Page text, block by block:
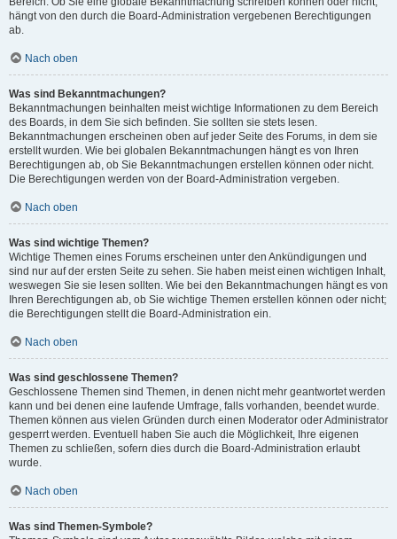
hängt von den durch die Board-Administration vergebenen Berechtigungen
ab.
Nach oben
Was sind Bekanntmachungen?
Bekanntmachungen beinhalten meist wichtige Informationen zu dem Bereich
des Boards, in dem Sie sich befinden. Sie sollten sie stets lesen.
Bekanntmachungen erscheinen oben auf jeder Seite des Forums, in dem sie
erstellt wurden. Wie bei globalen Bekanntmachungen hängt es von Ihren
Berechtigungen ab, ob Sie Bekanntmachungen erstellen können oder nicht.
Die Berechtigungen werden von der Board-Administration vergeben.
Nach oben
Was sind wichtige Themen?
Wichtige Themen eines Forums erscheinen unter den Ankündigungen und
sind nur auf der ersten Seite zu sehen. Sie haben meist einen wichtigen Inhalt,
weswegen Sie sie lesen sollten. Wie bei den Bekanntmachungen hängt es von
Ihren Berechtigungen ab, ob Sie wichtige Themen erstellen können oder nicht;
die Berechtigungen stellt die Board-Administration ein.
Nach oben
Was sind geschlossene Themen?
Geschlossene Themen sind Themen, in denen nicht mehr geantwortet werden
kann und bei denen eine laufende Umfrage, falls vorhanden, beendet wurde.
Themen können aus vielen Gründen durch einen Moderator oder Administrator
gesperrt werden. Eventuell haben Sie auch die Möglichkeit, Ihre eigenen
Themen zu schließen, sofern dies durch die Board-Administration erlaubt
wurde.
Nach oben
Was sind Themen-Symbole?